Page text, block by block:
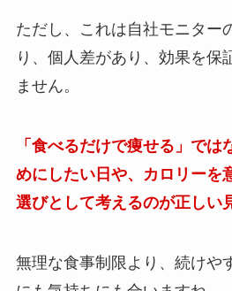
ただし、これは自社モニター
り、個人差があり、効果を保
ません。
「食べるだけで痩せる」では
めにしたい日や、カロリーを
選びとして考えるのが正しい
無理な食事制限より、続けや